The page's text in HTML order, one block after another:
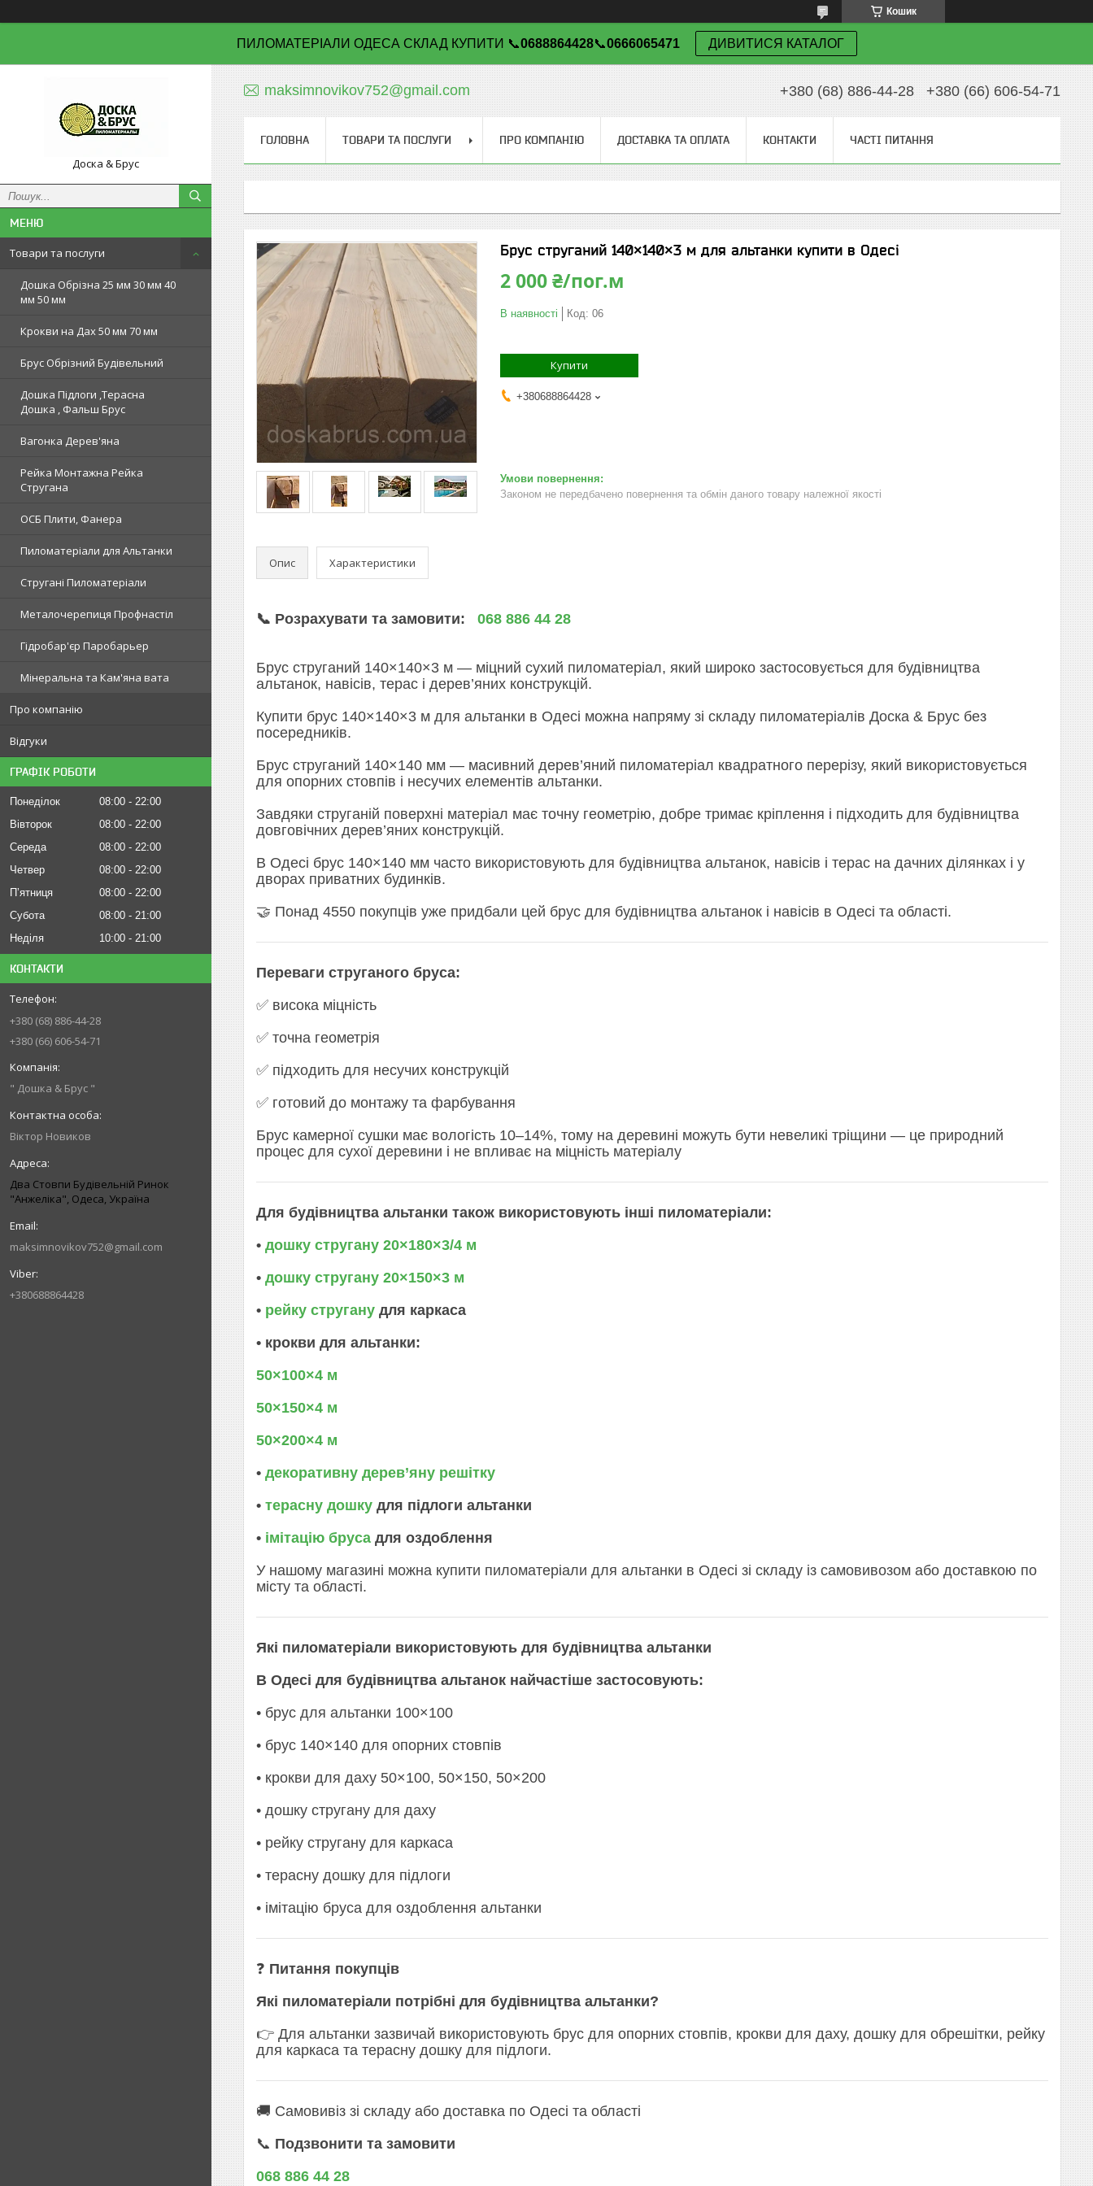
Кошик
ПИЛОМАТЕРІАЛИ ОДЕСА СКЛАД КУПИТИ 📞0688864428📞0666065471 ДИВИТИСЯ КАТАЛОГ
Доска & Брус
Товари та послуги
Дошка Обрізна 25 мм 30 мм 40
мм 50 мм
Крокви на Дах 50 мм 70 мм
Брус Обрізний Будівельний
Дошка Підлоги ,Терасна
Дошка , Фальш Брус
Вагонка Дерев'яна
Рейка Монтажна Рейка
Стругана
ОСБ Плити, Фанера
Пиломатеріали для Альтанки
Стругані Пиломатеріали
Металочерепиця Профнастіл
Гідробар'єр Паробарьер
Мінеральна та Кам'яна вата
Про компанію
Відгуки
ГРАФІК РОБОТИ
Понеділок 08:00
22:00
Вівторок
08:00
22:00
Середа
08:00
22:00
Четвер
08:00
22:00
Пʼятниця
08:00
22:00
Субота
08:00
21:00
Неділя
10:00 21:00
КОНТАКТИ
+380 (68) 886-44-28
+380 (66) 606-54-71
" Дошка & Брус "
Віктор Новиков
Два Стовпи Будівельній Ринок
"Анжеліка", Одеса, Україна
maksimnovikov752@gmail.com
+380688864428
maksimnovikov752@gmail.com +380 (68) 886-44-28 +380 (66) 606-54-71
ГОЛОВНА ТОВАРИ ТА ПОСЛУГИ ПРО КОМПАНІЮ ДОСТАВКА ТА ОПЛАТА КОНТАКТИ ЧАСТІ ПИТАННЯ
Брус струганий 140×140×3 м для альтанки купити в Одесі
2 000 ₴/пог.м
В наявності Код: 06
Купити
+380688864428
Законом не передбачено повернення та обмін даного товару належної якості
Опис Характеристики
📞 Розрахувати та замовити: 068 886 44 28
Брус струганий 140×140×3 м — міцний сухий пиломатеріал, який широко застосовується для будівництва
альтанок, навісів, терас і дерев’яних конструкцій.
Купити брус 140×140×3 м для альтанки в Одесі можна напряму зі складу пиломатеріалів Доска & Брус без
посередників.
Брус струганий 140×140 мм — масивний дерев’яний пиломатеріал квадратного перерізу, який використовується
для опорних стовпів і несучих елементів альтанки.
Завдяки струганій поверхні матеріал має точну геометрію, добре тримає кріплення і підходить для будівництва
довговічних дерев’яних конструкцій.
В Одесі брус 140×140 мм часто використовують для будівництва альтанок, навісів і терас на дачних ділянках і у
дворах приватних будинків.
🤝 Понад 4550 покупців уже придбали цей брус для будівництва альтанок і навісів в Одесі та області.
Переваги струганого бруса:
✅ висока міцність
✅ точна геометрія
✅ підходить для несучих конструкцій
✅ готовий до монтажу та фарбування
Брус камерної сушки має вологість 10–14%, тому на деревині можуть бути невеликі тріщини — це природний
процес для сухої деревини і не впливає на міцність матеріалу
Для будівництва альтанки також використовують інші пиломатеріали:
• дошку стругану 20×180×3/4 м
• дошку стругану 20×150×3 м
• рейку стругану для каркаса
• крокви для альтанки:
50×100×4 м
50×150×4 м
50×200×4 м
• декоративну дерев’яну решітку
• терасну дошку для підлоги альтанки
• імітацію бруса для оздоблення
У нашому магазині можна купити пиломатеріали для альтанки в Одесі зі складу із самовивозом або доставкою по
місту та області.
Які пиломатеріали використовують для будівництва альтанки
В Одесі для будівництва альтанок найчастіше застосовують:
• брус для альтанки 100×100
• брус 140×140 для опорних стовпів
• крокви для даху 50×100, 50×150, 50×200
• дошку стругану для даху
• рейку стругану для каркаса
• терасну дошку для підлоги
• імітацію бруса для оздоблення альтанки
❓ Питання покупців
Які пиломатеріали потрібні для будівництва альтанки?
👉 Для альтанки зазвичай використовують брус для опорних стовпів, крокви для даху, дошку для обрешітки, рейку
для каркаса та терасну дошку для підлоги.
🚚 Самовивіз зі складу або доставка по Одесі та області
📞 Подзвонити та замовити
068 886 44 28